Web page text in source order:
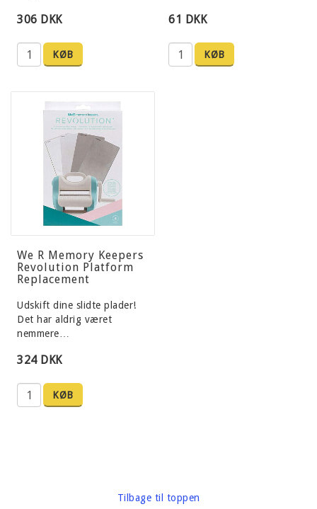
306 DKK
KØB
61 DKK
KØB
We R Memory Keepers
Revolution Platform
Replacement
Udskift dine slidte plader!
Det har aldrig været
nemmere…
324 DKK
KØB
Tilbage til toppen